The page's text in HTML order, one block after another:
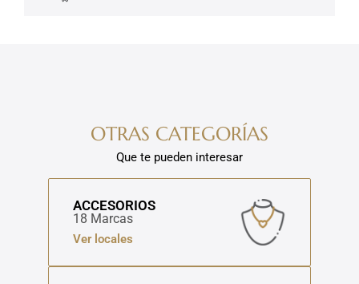
OTRAS CATEGORÍAS
Que te pueden interesar
ACCESORIOS
18 Marcas
Ver locales